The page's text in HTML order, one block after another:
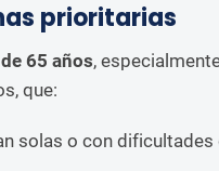
prioritarias
65 años,
que:
solas o con dificultades